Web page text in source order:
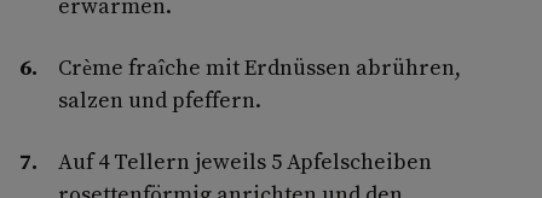
Crème fraîche mit Erdnüssen abrühren,
salzen und pfeffern.
Auf 4 Tellern jeweils 5 Apfelscheiben